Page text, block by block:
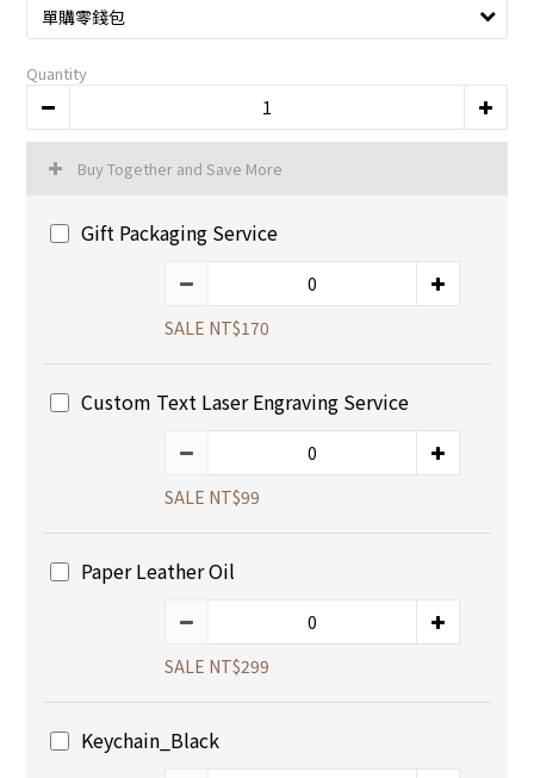
Quantity
Buy Together and Save More
Gift Packaging Service
SALE NT$170
Custom Text Laser Engraving Service
SALE NT$99
Paper Leather Oil
SALE NT$299
Keychain_Black